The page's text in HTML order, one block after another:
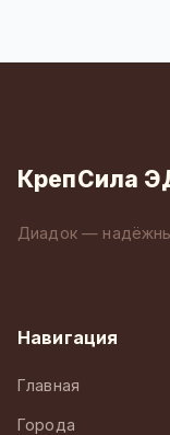
КрепСила
Диадок —
Навигация
Главная
Города